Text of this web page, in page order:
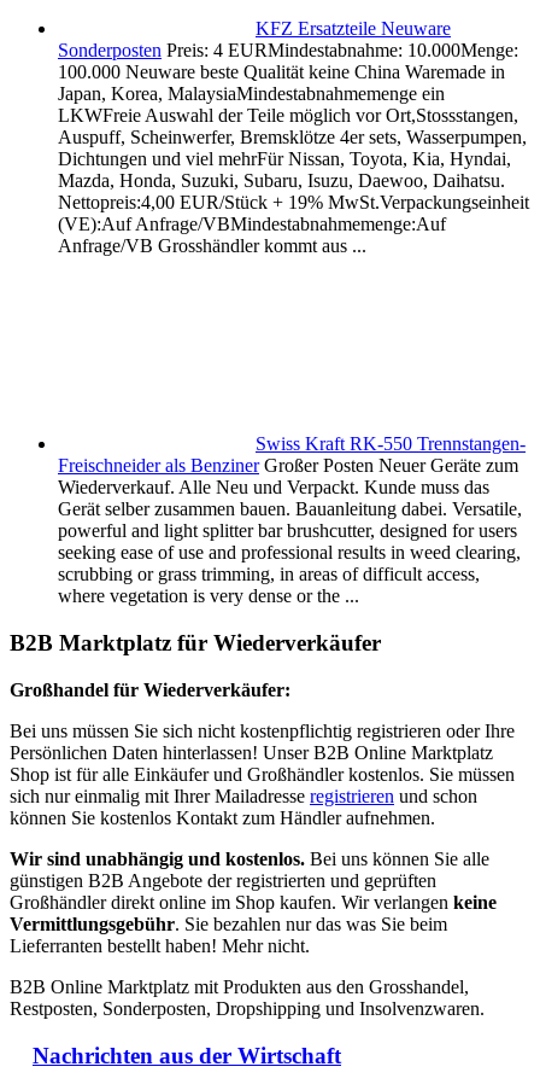
KFZ Ersatzteile Neuware
Sonderposten Preis: 4 EURMindestabnahme: 10.000Menge:
100.000 Neuware beste Qualität keine China Waremade in
Japan, Korea, MalaysiaMindestabnahmemenge ein
LKWFreie Auswahl der Teile möglich vor Ort,Stossstangen,
Auspuff, Scheinwerfer, Bremsklötze 4er sets, Wasserpumpen,
Dichtungen und viel mehrFür Nissan, Toyota, Kia, Hyndai,
Mazda, Honda, Suzuki, Subaru, Isuzu, Daewoo, Daihatsu.
Nettopreis:4,00 EUR/Stück + 19% MwSt.Verpackungseinheit
(VE):Auf Anfrage/VBMindestabnahmemenge:Auf
Anfrage/VB Grosshändler kommt aus ...
Swiss Kraft RK-550 Trennstangen-
Freischneider als Benziner Großer Posten Neuer Geräte zum
Wiederverkauf. Alle Neu und Verpackt. Kunde muss das
Gerät selber zusammen bauen. Bauanleitung dabei. Versatile,
powerful and light splitter bar brushcutter, designed for users
seeking ease of use and professional results in weed clearing,
scrubbing or grass trimming, in areas of difficult access,
where vegetation is very dense or the ...
B2B Marktplatz für Wiederverkäufer
Großhandel für Wiederverkäufer:
Bei uns müssen Sie sich nicht kostenpflichtig registrieren oder Ihre
Persönlichen Daten hinterlassen! Unser B2B Online Marktplatz
Shop ist für alle Einkäufer und Großhändler kostenlos. Sie müssen
sich nur einmalig mit Ihrer Mailadresse registrieren und schon
können Sie kostenlos Kontakt zum Händler aufnehmen.
Wir sind unabhängig und kostenlos. Bei uns können Sie alle
günstigen B2B Angebote der registrierten und geprüften
Großhändler direkt online im Shop kaufen. Wir verlangen keine
Vermittlungsgebühr. Sie bezahlen nur das was Sie beim
Lieferranten bestellt haben! Mehr nicht.
B2B Online Marktplatz mit Produkten aus den Grosshandel,
Restposten, Sonderposten, Dropshipping und Insolvenzwaren.
Nachrichten aus der Wirtschaft